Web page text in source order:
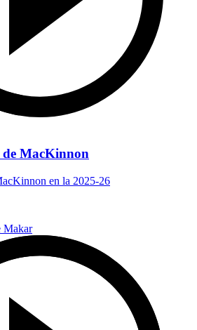
de MacKinnon
en la 2025-26